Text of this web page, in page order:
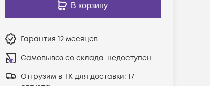
В корзину
Гарантия 12 месяцев
Самовывоз со склада: недоступен
Отгрузим в ТК для доставки: 17